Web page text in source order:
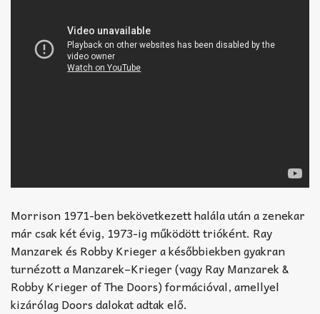
Morrison 1971-ben bekövetkezett halála után a zenekar
már csak két évig, 1973-ig működött trióként. Ray
Manzarek és Robby Krieger a későbbiekben gyakran
turnézott a Manzarek–Krieger (vagy Ray Manzarek &
Robby Krieger of The Doors) formációval, amellyel
kizárólag Doors dalokat adtak elő.